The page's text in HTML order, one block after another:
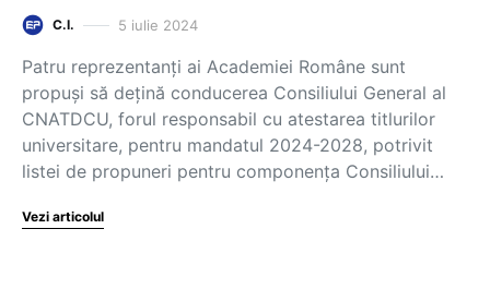
C.I. 5 iulie 2024
Patru reprezentanți ai Academiei Române sunt
propuși să dețină conducerea Consiliului General al
CNATDCU, forul responsabil cu atestarea titlurilor
universitare, pentru mandatul 2024-2028, potrivit
listei de propuneri pentru componența Consiliului…
Vezi articolul